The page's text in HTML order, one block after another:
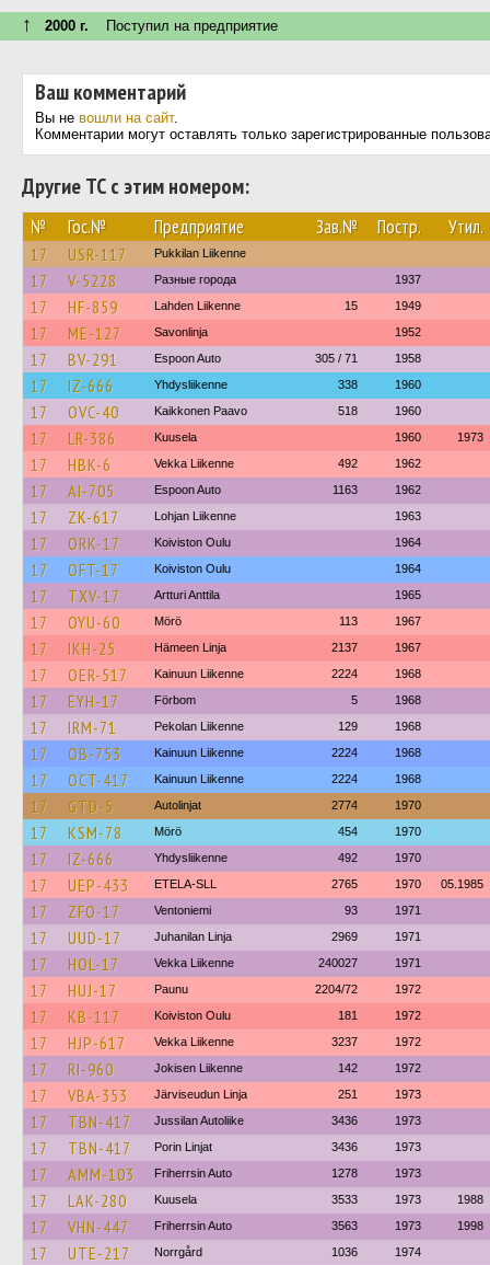
↑ 2000 г. Поступил на предприятие
Ваш комментарий
Вы не вошли на сайт.
Комментарии могут оставлять только зарегистрированные
Другие ТС с этим номером:
№ Гос.№ Предприятие Зав.№ Постр. Утил.
17 USR-117 Pukkilan Liikenne
17 V-5228 Разные города 1937
17 HF-859 Lahden Liikenne 15 1949
17 ME-127 Savonlinja 1952
17 BV-291 Espoon Auto 305 / 71 1958
17 IZ-666 Yhdysliikenne 338 1960
17 OVC-40 Kaikkonen Paavo 518 1960
17 LR-386 Kuusela 1960 1973
17 HBK-6 Vekka Liikenne 492 1962
17 AI-705 Espoon Auto 1163 1962
17 ZK-617 Lohjan Liikenne 1963
17 ORK-17 Koiviston Oulu 1964
17 OFT-17 Koiviston Oulu 1964
17 TXV-17 Artturi Anttila 1965
17 OYU-60 Mörö 113 1967
17 IKH-25 Hämeen Linja 2137 1967
17 OER-517 Kainuun Liikenne 2224 1968
17 EYH-17 Förbom 5 1968
17 IRM-71 Pekolan Liikenne 129 1968
17 OB-753 Kainuun Liikenne 2224 1968
17 OCT-417 Kainuun Liikenne 2224 1968
17 GTD-5 Autolinjat 2774 1970
17 KSM-78 Mörö 454 1970
17 IZ-666 Yhdysliikenne 492 1970
17 UEP-433 ETELA-SLL 2765 1970 05.1985
17 ZFO-17 Ventoniemi 93 1971
17 UUD-17 Juhanilan Linja 2969 1971
17 HOL-17 Vekka Liikenne 240027 1971
17 HUJ-17 Paunu 2204/72 1972
17 KB-117 Koiviston Oulu 181 1972
17 HJP-617 Vekka Liikenne 3237 1972
17 RI-960 Jokisen Liikenne 142 1972
17 VBA-353 Järviseudun Linja 251 1973
17 TBN-417 Jussilan Autoliike 3436 1973
17 TBN-417 Porin Linjat 3436 1973
17 AMM-103 Friherrsin Auto 1278 1973
17 LAK-280 Kuusela 3533 1973 1988
17 VHN-447 Friherrsin Auto 3563 1973 1998
17 UTE-217 Norrgård 1036 1974